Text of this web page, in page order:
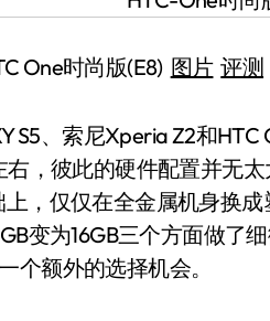
One时尚版(E8) 图片 评测
、索尼Xperia Z2和HTC
，彼此的硬件配置并无
，仅仅在全金属机身换
变为16GB三个方面做了
个额外的选择机会。